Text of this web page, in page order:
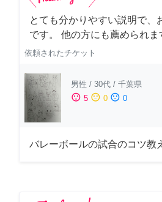
とても分かりやすい説明で、
です。 他の方にも薦められま
依頼されたチケット
男性 / 30代 / 千葉県
sentiment_satisfied 5 sentiment_neutral 0 sentiment_dissatisfied 0
バレーボールの試合のコツ教